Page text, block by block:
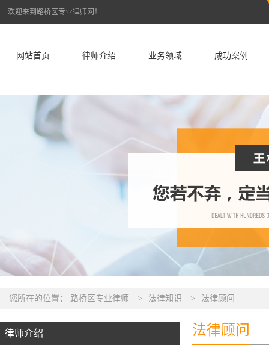
欢迎来到路桥区专业律师网！
网站首页 律师介绍 业务领域 成功案例
您所在的位置： 路桥区专业律师 > 法律知识 > 法律顾问
律师介绍 法律顾问